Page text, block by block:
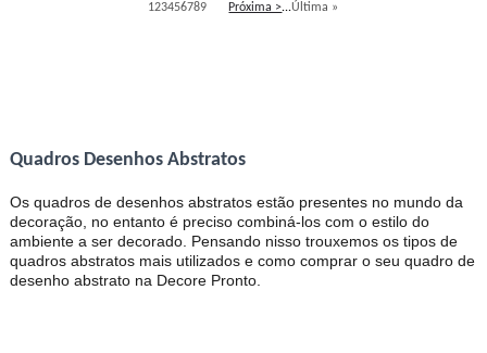
123456789 Próxima >...Última »
Quadros Desenhos Abstratos
Os quadros de desenhos abstratos estão presentes no mundo da
decoração, no entanto é preciso combiná-los com o estilo do
ambiente a ser decorado. Pensando nisso trouxemos os tipos de
quadros abstratos mais utilizados e como comprar o seu quadro de
desenho abstrato na Decore Pronto.